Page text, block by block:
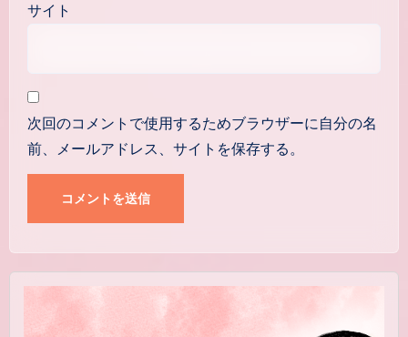
サイト
次回のコメントで使用するためブラウザーに自分の名
前、メールアドレス、サイトを保存する。